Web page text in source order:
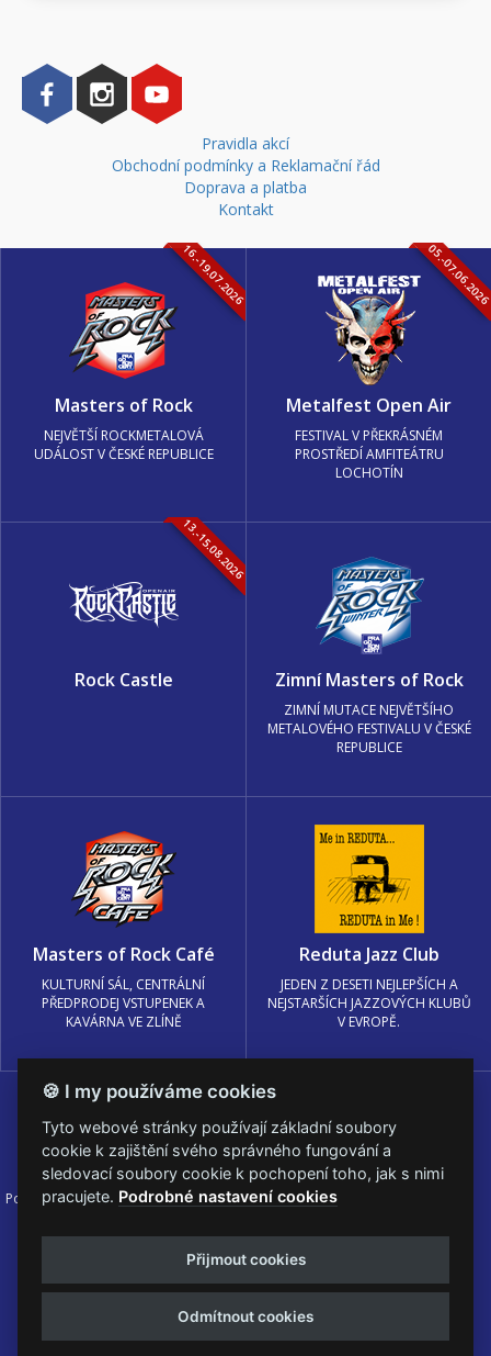
Pravidla akcí
Obchodní podmínky a Reklamační řád
Doprava a platba
Kontakt
16.-19.07.2026
Masters of Rock
NEJVĚTŠÍ ROCKMETALOVÁ
UDÁLOST V ČESKÉ REPUBLICE
05.-
Metalfest Open Air
FESTIVAL V PŘEKRÁSNÉM
PROSTŘEDÍ AMFITEÁTRU
LOCHOTÍN
13.-15.08.2026
Rock Castle Zimní Masters of Rock
ZIMNÍ MUTACE NEJVĚTŠÍHO
METALOVÉHO FESTIVALU V ČESKÉ
REPUBLICE
Masters of Rock Café
KULTURNÍ SÁL, CENTRÁLNÍ
PŘEDPRODEJ VSTUPENEK A
KAVÁRNA VE ZLÍNĚ
Reduta Jazz Club
JEDEN Z DESETI NEJLEPŠÍCH A
NEJSTARŠÍCH JAZZOVÝCH KLUBŮ
V EVROPĚ.
Podmínky užití 🍪 Změnit nastavení cookies.
© PRAGOKONCERT BOHEMIA, a.s.
Web s
k metalu vytvořila creatia.tech s.r.o. a
Viktor Eyermann
🍪 I my používáme cookies
Tyto webové stránky používají základní soubory
cookie k zajištění svého správného fungování a
sledovací soubory cookie k pochopení toho, jak s nimi
pracujete. Podrobné nastavení cookies
Přijmout cookies
Odmítnout cookies